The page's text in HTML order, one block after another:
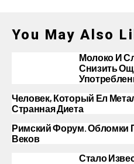
You May Also
Молоко И
Снизить
Человек, Который Ел
Странная Диета
Римский Форум. Обломки
Веков
Стало